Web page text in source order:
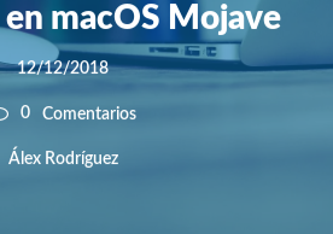
macOS Mojave
12/12/2018
0 Comentarios
Álex Rodríguez